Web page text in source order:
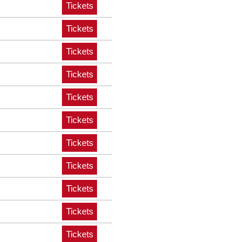
Tickets
Tickets
Tickets
Tickets
Tickets
Tickets
Tickets
Tickets
Tickets
Tickets
Tickets